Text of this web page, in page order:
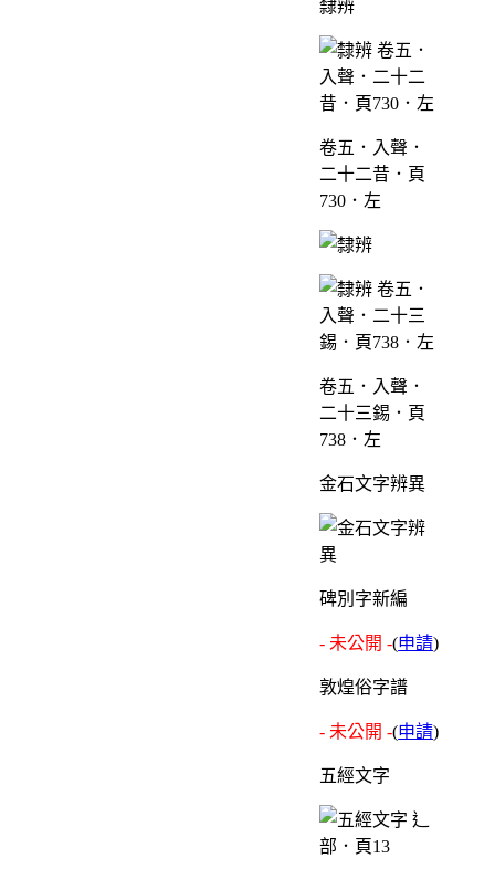
隸辨
卷五．入聲．
二十二昔．頁
730．左
卷五．入聲．
二十三錫．頁
738．左
金石文字辨異
碑別字新編
- 未公開 -(申請)
敦煌俗字譜
- 未公開 -(申請)
五經文字